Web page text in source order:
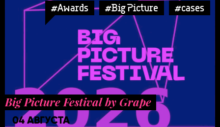
#Awards #Big Picture #cases
Big Picture Festival by Grape
04 АВГУСТА